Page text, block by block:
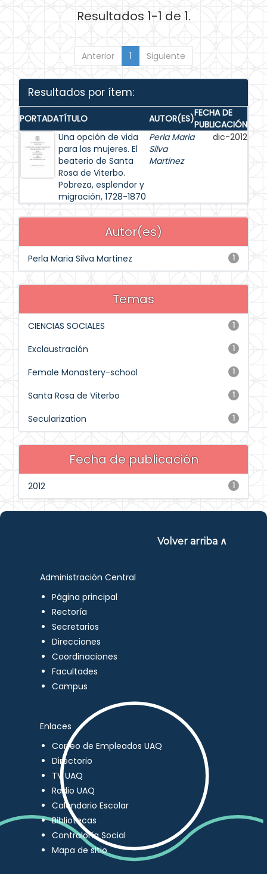
Resultados 1-1 de 1.
Anterior 1 Siguiente
Resultados por ítem:
PORTADATÍTULO AUTOR(ES)FECHA DE
PUBLICACIÓN
Una opción de vida
para las mujeres. El
beaterio de Santa
Rosa de Viterbo.
Pobreza, esplendor y
migración, 1728-1870
Perla Maria
Silva
Martinez
dic-2012
Autor(es)
1
Perla Maria Silva Martinez
Temas
1
CIENCIAS SOCIALES
1
Exclaustración
1
Female Monastery-school
1
Santa Rosa de Viterbo
1
Secularization
Fecha de publicación
1
2012
Volver arriba ∧
Administración Central
Página principal
Rectoría
Secretarios
Direcciones
Coordinaciones
Facultades
Campus
Enlaces
Correo de Empleados UAQ
Directorio
TV UAQ
Radio UAQ
Calendario Escolar
Bibliotecas
Contraloría Social
Mapa de sitio